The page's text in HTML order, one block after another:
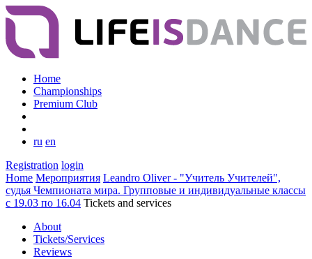
Home
Championships
Premium Club
ru en
Registration login
Home Мероприятия Leandro Oliver - "Учитель Учителей",
судья Чемпионата мира. Групповые и индивидуальные классы
с 19.03 по 16.04 Tickets and services
About
Tickets/Services
Reviews